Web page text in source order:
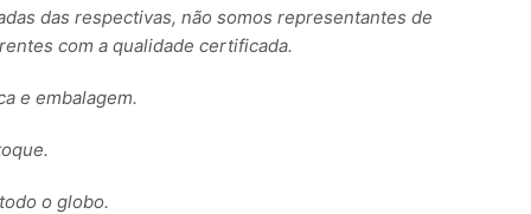
das respectivas, não somos representantes de
com a qualidade certificada.
e embalagem.
o globo.